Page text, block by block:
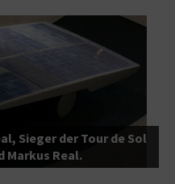
Sieger der Tour de Sol
Markus Real.